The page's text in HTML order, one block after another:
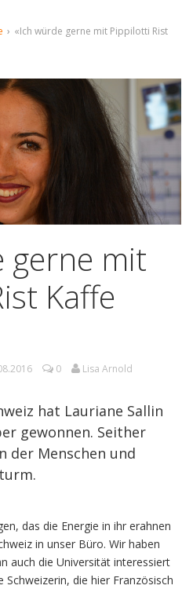
› «Ich würde gerne mit Pippilotti Rist
gerne mit
Kaffe
0 Lisa Arnold
hat Lauriane Sallin
gewonnen. Seither
der Menschen und
das die Energie in ihr erahnen
in unser Büro. Wir haben
auch die Universität interessiert
die hier Französisch